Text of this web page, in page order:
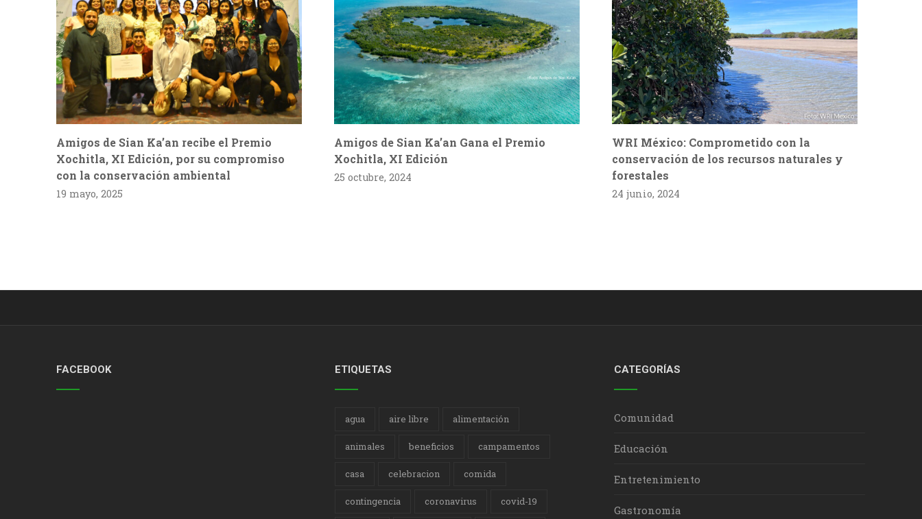
Amigos de Sian Ka’an recibe el Premio
Xochitla, XI Edición, por su compromiso
con la conservación ambiental
19 mayo, 2025
Amigos de Sian Ka’an Gana el Premio
Xochitla, XI Edición
25 octubre, 2024
WRI México: Comprometido con la
conservación de los recursos naturales y
forestales
24 junio, 2024
FACEBOOK ETIQUETAS
agua aire libre alimentación
animales beneficios campamentos
casa celebracion comida
contingencia coronavirus covid-19
CATEGORÍAS
Comunidad
Educación
Entretenimiento
Gastronomía